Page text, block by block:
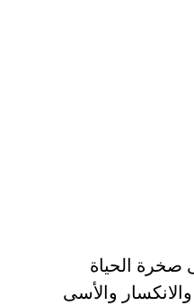
صخرة الحياة
والأسى